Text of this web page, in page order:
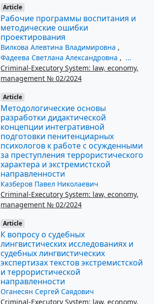
Article
Рабочие программы воспитания и
методические ошибки
проектирования
Вилкова Алевтина Владимировна ,
Фадеева Светлана Александровна , ...
Criminal-Executory System: law, economy,
management № 02/2024
Article
Методологические основы
разработки дидактической
концепции интегративной
подготовки пенитенциарных
психологов к работе с осужденными
за преступления террористического
характера и экстремистской
направленности
Казберов Павел Николаевич
Criminal-Executory System: law, economy,
management № 02/2024
Article
К вопросу о судебных
лингвистических исследованиях и
судебных лингвистических
экспертизах текстов экстремистской
и террористической
направленности
Оганесян Сергей Саядович
Criminal-Executory System: law, economy,